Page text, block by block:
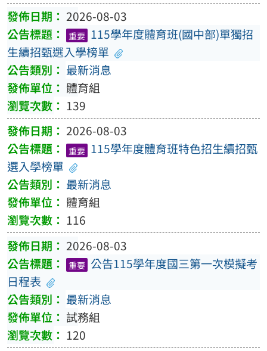
2026-08-03
重要 115學年度體育班(國中部)單獨招
生續招甄選入學榜單
最新消息
體育組
139
2026-08-03
重要 115學年度體育班特色招生續招甄
選入學榜單
最新消息
體育組
116
2026-08-03
重要 公告115學年度國三第一次模擬考
日程表
最新消息
試務組
120